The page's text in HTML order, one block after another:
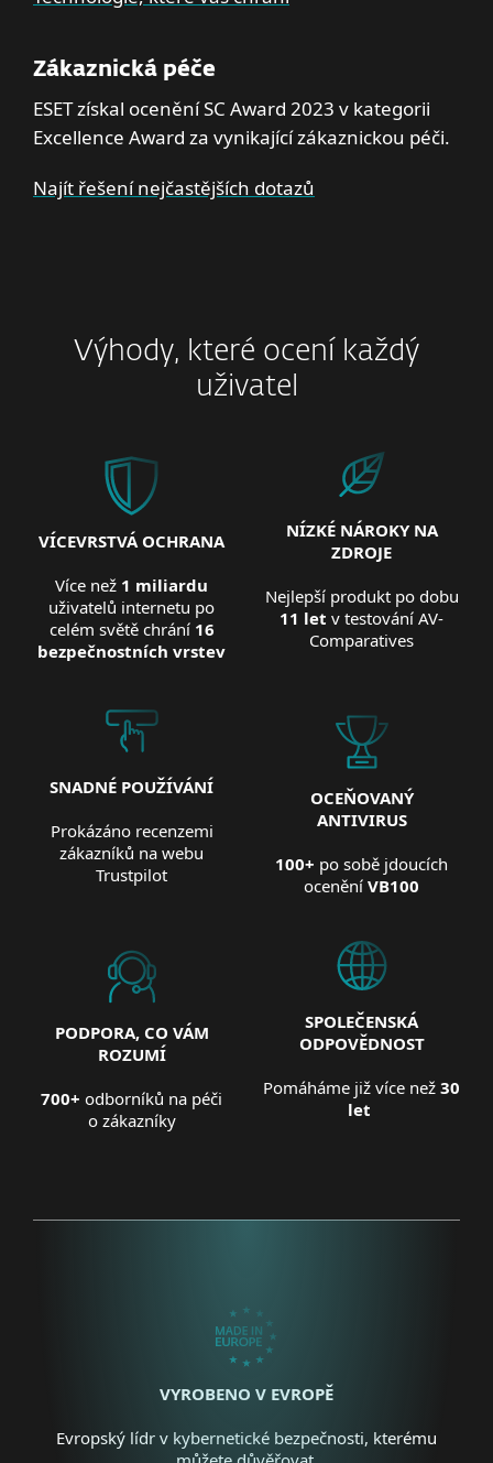
Zákaznická péče
ESET získal ocenění SC Award 2023 v kategorii
Excellence Award za vynikající zákaznickou péči.
Najít řešení nejčastějších dotazů
Výhody, které ocení každý
uživatel
VÍCEVRSTVÁ OCHRANA
Více než 1 miliardu
uživatelů internetu po
celém světě chrání 16
bezpečnostních vrstev
NÍZKÉ NÁROKY NA
ZDROJE
Nejlepší produkt po dobu
11 let v testování AV-
Comparatives
SNADNÉ POUŽÍVÁNÍ
Prokázáno recenzemi
zákazníků na webu
Trustpilot
OCEŇOVANÝ
ANTIVIRUS
100+ po sobě jdoucích
ocenění VB100
PODPORA, CO VÁM
ROZUMÍ
700+ odborníků na péči
o zákazníky
SPOLEČENSKÁ
ODPOVĚDNOST
Pomáháme již více než 30
let
VYROBENO V EVROPĚ
Evropský lídr v kybernetické bezpečnosti, kterému